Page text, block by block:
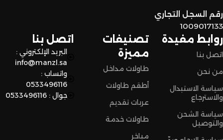
اختاروا الراحة والأناقة من المنزل النادر للاثاث الآن وعيشوا تجربة
تسوق مميزة.
روابط مفيدة
اتصل بنا
من نحن
سياسة الاستبدال
والاسترجاع
سياسة الشحن
والتوصيل
تصنيفات
مميزة
طاولات مداخل
أطقم طاولات
عربات تقديم
طاولات خدمة
مباخر
اتصل بنا
البريد الإلكتروني :
info@manzl.sa
واتساب :
0533496116
جوال : 0533496116
رقم السجل التجاري
1009017133